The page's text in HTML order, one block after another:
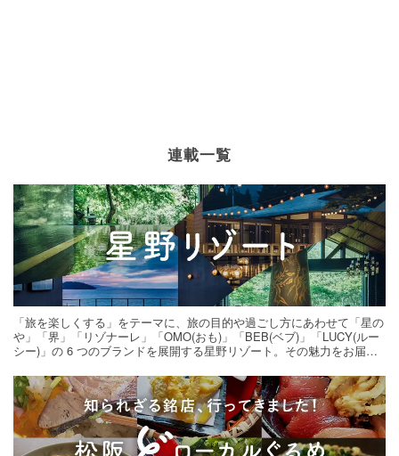
連載一覧
「旅を楽しくする」をテーマに、旅の目的や過ごし方にあわせて「星の
や」「界」「リゾナーレ」「OMO(おも)」「BEB(ベブ)」「LUCY(ルー
シー)」の 6 つのブランドを展開する星野リゾート。その魅力をお届け